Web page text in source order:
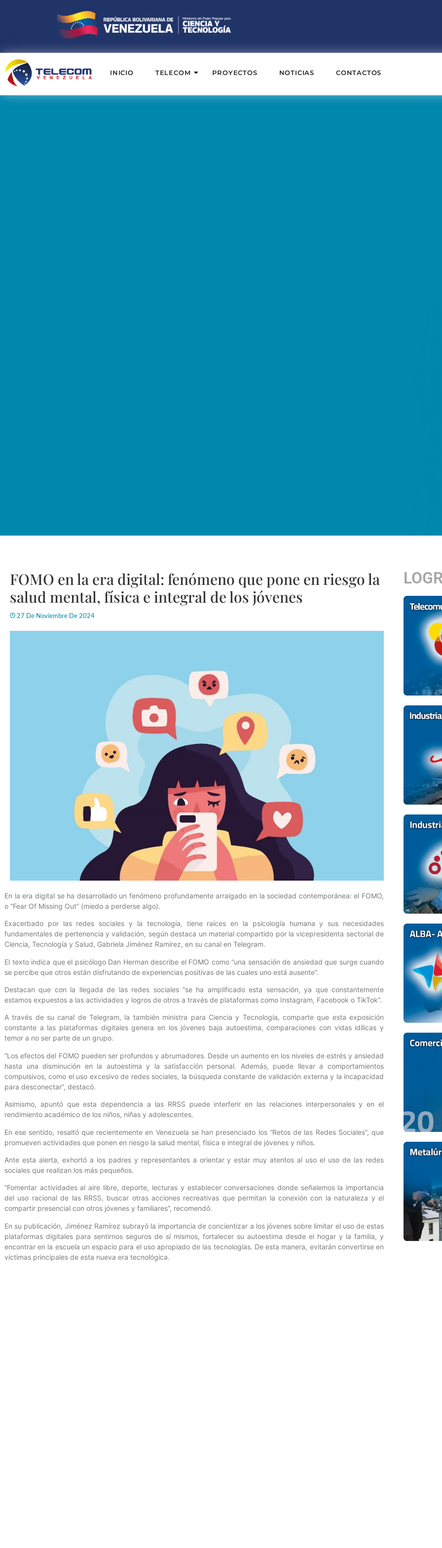
INICIO TELECOM PROYECTOS NOTICIAS CONTACTOS
FOMO en la era digital: fenómeno que pone en riesgo la
salud mental, física e integral de los jóvenes
27 De Noviembre De 2024
En la era digital se ha desarrollado un fenómeno profundamente arraigado en la sociedad contemporánea: el FOMO,
o “Fear Of Missing Out” (miedo a perderse algo).
Exacerbado por las redes sociales y la tecnología, tiene raíces en la psicología humana y sus necesidades
fundamentales de pertenencia y validación, según destaca un material compartido por la vicepresidenta sectorial de
Ciencia, Tecnología y Salud, Gabriela Jiménez Ramírez, en su canal en Telegram.
El texto indica que el psicólogo Dan Herman describe el FOMO como “una sensación de ansiedad que surge cuando
se percibe que otros están disfrutando de experiencias positivas de las cuales uno está ausente”.
Destacan que con la llegada de las redes sociales “se ha amplificado esta sensación, ya que constantemente
estamos expuestos a las actividades y logros de otros a través de plataformas como Instagram, Facebook o TikTok”.
A través de su canal de Telegram, la también ministra para Ciencia y Tecnología, comparte que esta exposición
constante a las plataformas digitales genera en los jóvenes baja autoestima, comparaciones con vidas idílicas y
temor a no ser parte de un grupo.
“Los efectos del FOMO pueden ser profundos y abrumadores. Desde un aumento en los niveles de estrés y ansiedad
hasta una disminución en la autoestima y la satisfacción personal. Además, puede llevar a comportamientos
compulsivos, como el uso excesivo de redes sociales, la búsqueda constante de validación externa y la incapacidad
para desconectar”, destacó.
Asimismo, apuntó que esta dependencia a las RRSS puede interferir en las relaciones interpersonales y en el
rendimiento académico de los niños, niñas y adolescentes.
En ese sentido, resaltó que recientemente en Venezuela se han presenciado los “Retos de las Redes Sociales”, que
promueven actividades que ponen en riesgo la salud mental, física e integral de jóvenes y niños.
Ante esta alerta, exhortó a los padres y representantes a orientar y estar muy atentos al uso el uso de las redes
sociales que realizan los más pequeños.
“Fomentar actividades al aire libre, deporte, lecturas y establecer conversaciones donde señalemos la importancia
del uso racional de las RRSS, buscar otras acciones recreativas que permitan la conexión con la naturaleza y el
compartir presencial con otros jóvenes y familiares”, recomendó.
En su publicación, Jiménez Ramírez subrayó la importancia de concientizar a los jóvenes sobre limitar el uso de estas
plataformas digitales para sentirnos seguros de sí mismos, fortalecer su autoestima desde el hogar y la familia, y
encontrar en la escuela un espacio para el uso apropiado de las tecnologías. De esta manera, evitarán convertirse en
víctimas principales de esta nueva era tecnológica.